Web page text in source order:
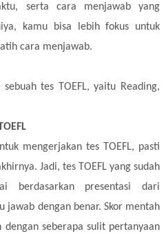
serta cara menjawab yang
kamu bisa lebih fokus untuk
cara menjawab.
tes TOEFL, yaitu Reading,
mengerjakan tes TOEFL, pasti
Jadi, tes TOEFL yang sudah
berdasarkan presentasi dari
jawab dengan benar. Skor mentah
dengan seberapa sulit pertanyaan